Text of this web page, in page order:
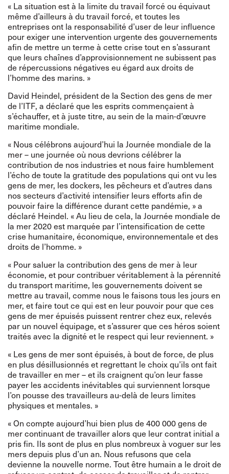
« La situation est à la limite du travail forcé ou équivaut
même d’ailleurs à du travail forcé, et toutes les
entreprises ont la responsabilité d’user de leur influence
pour exiger une intervention urgente des gouvernements
afin de mettre un terme à cette crise tout en s’assurant
que leurs chaînes d’approvisionnement ne subissent pas
de répercussions négatives eu égard aux droits de
l’homme des marins. »
David Heindel, président de la Section des gens de mer
de l’ITF, a déclaré que les esprits commençaient à
s’échauffer, et à juste titre, au sein de la main-d’œuvre
maritime mondiale.
« Nous célébrons aujourd’hui la Journée mondiale de la
mer – une journée où nous devrions célébrer la
contribution de nos industries et nous faire humblement
l’écho de toute la gratitude des populations qui ont vu les
gens de mer, les dockers, les pêcheurs et d’autres dans
nos secteurs d’activité intensifier leurs efforts afin de
pouvoir faire la différence durant cette pandémie, » a
déclaré Heindel. « Au lieu de cela, la Journée mondiale de
la mer 2020 est marquée par l’intensification de cette
crise humanitaire, économique, environnementale et des
droits de l’homme. »
« Pour saluer la contribution des gens de mer à leur
économie, et pour contribuer véritablement à la pérennité
du transport maritime, les gouvernements doivent se
mettre au travail, comme nous le faisons tous les jours en
mer, et faire tout ce qui est en leur pouvoir pour que ces
gens de mer épuisés puissent rentrer chez eux, relevés
par un nouvel équipage, et s’assurer que ces héros soient
traités avec la dignité et le respect qui leur reviennent. »
« Les gens de mer sont épuisés, à bout de force, de plus
en plus désillusionnés et regrettant le choix qu’ils ont fait
de travailler en mer – et ils craignent qu’on leur fasse
payer les accidents inévitables qui surviennent lorsque
l’on pousse des travailleurs au-delà de leurs limites
physiques et mentales. »
« On compte aujourd’hui bien plus de 400 000 gens de
mer continuant de travailler alors que leur contrat initial a
pris fin. Ils sont de plus en plus nombreux à voguer sur les
mers depuis plus d’un an. Nous refusons que cela
devienne la nouvelle norme. Tout être humain a le droit de